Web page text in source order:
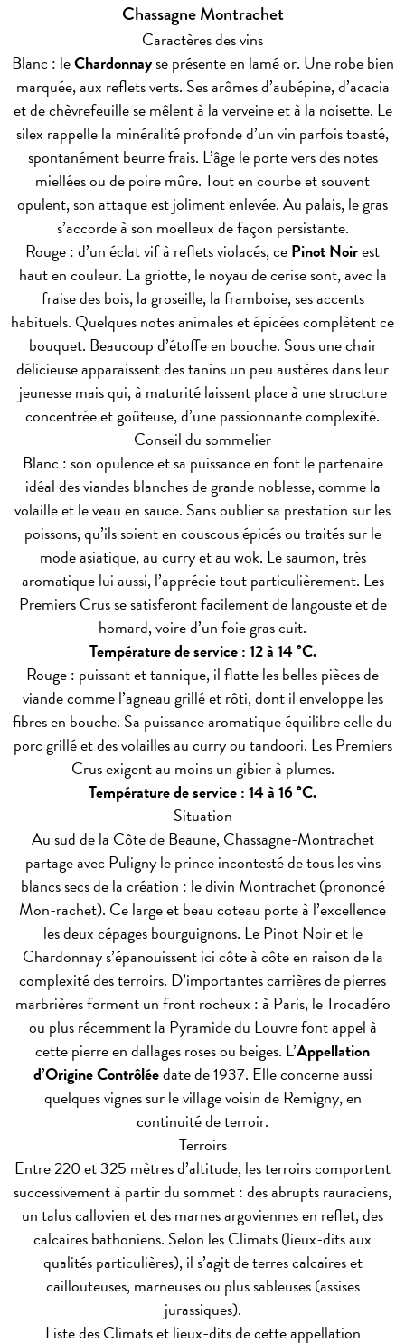
Chassagne Montrachet
Caractères des vins
Blanc : leChardonnayse présente en lamé or. Une robe bien
marquée, aux reflets verts. Ses arômes d’aubépine, d’acacia
et de chèvrefeuille se mêlent à la verveine et à la noisette. Le
silex rappelle la minéralité profonde d’un vin parfois toasté,
spontanément beurre frais. L’âge le porte vers des notes
miellées ou de poire mûre. Tout en courbe et souvent
opulent, son attaque est joliment enlevée. Au palais, le gras
s’accorde à son moelleux de façon persistante.
Rouge : d’un éclat vif à reflets violacés, cePinot Noirest
haut en couleur. La griotte, le noyau de cerise sont, avec la
fraise des bois, la groseille, la framboise, ses accents
habituels. Quelques notes animales et épicées complètent ce
bouquet. Beaucoup d’étoffe en bouche. Sous une chair
délicieuse apparaissent des tanins un peu austères dans leur
jeunesse mais qui, à maturité laissent place à une structure
concentrée et goûteuse, d’une passionnante complexité.
Conseil du sommelier
Blanc : son opulence et sa puissance en font le partenaire
idéal des viandes blanches de grande noblesse, comme la
volaille et le veau en sauce. Sans oublier sa prestation sur les
poissons, qu’ils soient en couscous épicés ou traités sur le
mode asiatique, au curry et au wok. Le saumon, très
aromatique lui aussi, l’apprécie tout particulièrement. Les
Premiers Crus se satisferont facilement de langouste et de
homard, voire d’un foie gras cuit.
Température de service : 12 à 14 °C.
Rouge : puissant et tannique, il flatte les belles pièces de
viande comme l’agneau grillé et rôti, dont il enveloppe les
fibres en bouche. Sa puissance aromatique équilibre celle du
porc grillé et des volailles au curry ou tandoori. Les Premiers
Crus exigent au moins un gibier à plumes.
Température de service : 14 à 16 °C.
Situation
Au sud de la Côte de Beaune, Chassagne-Montrachet
partage avec Puligny le prince incontesté de tous les vins
blancs secs de la création : le divin Montrachet (prononcé
Mon-rachet). Ce large et beau coteau porte à l’excellence
les deux cépages bourguignons. Le Pinot Noir et le
Chardonnay s’épanouissent ici côte à côte en raison de la
complexité des terroirs. D’importantes carrières de pierres
marbrières forment un front rocheux : à Paris, le Trocadéro
ou plus récemment la Pyramide du Louvre font appel à
cette pierre en dallages roses ou beiges. L’Appellation
d’Origine Contrôléedate de 1937. Elle concerne aussi
quelques vignes sur le village voisin de Remigny, en
continuité de terroir.
Terroirs
Entre 220 et 325 mètres d’altitude, les terroirs comportent
successivement à partir du sommet : des abrupts rauraciens,
un talus callovien et des marnes argoviennes en reflet, des
calcaires bathoniens. Selon les Climats (lieux-dits aux
qualités particulières), il s’agit de terres calcaires et
caillouteuses, marneuses ou plus sableuses (assises
jurassiques).
Liste des Climats et lieux-dits de cette appellation